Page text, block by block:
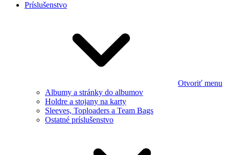
Príslušenstvo
Otvoriť menu
Albumy a stránky do albumov
Holdre a stojany na karty
Sleeves, Toploaders a Team Bags
Ostatné príslušenstvo